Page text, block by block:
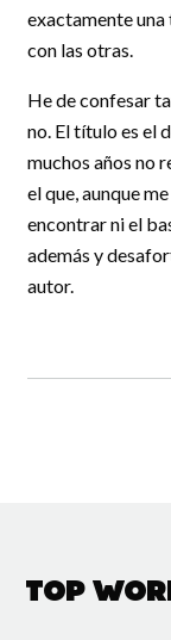
exactamente una
con las otras.
He de confesar
no. El título es el
muchos años no
el que, aunque
encontrar ni el
además y
autor.
Top